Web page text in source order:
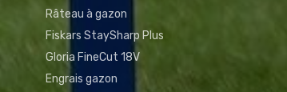
Râteau à gazon
Fiskars StaySharp Plus
Gloria FineCut 18V
Engrais gazon